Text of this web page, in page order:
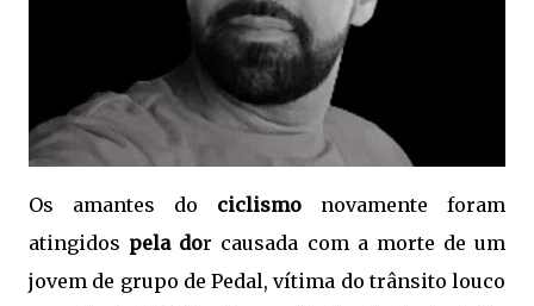
Os amantes do ciclismo novamente foram
atingidos pela dor causada com a morte de um
jovem de grupo de Pedal, vítima do trânsito louco